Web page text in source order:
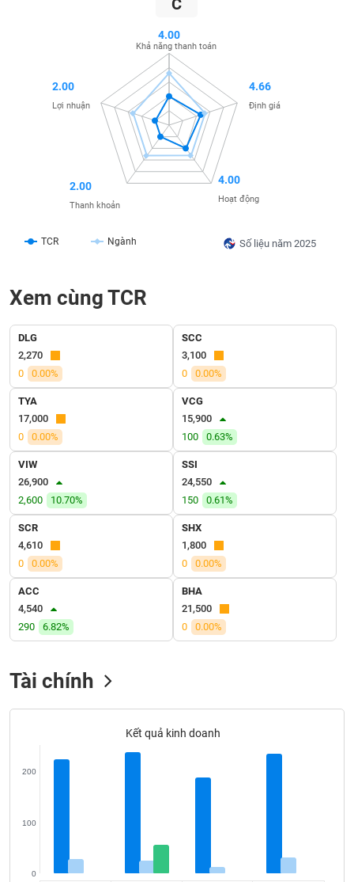
C
Số liệu năm 2025
TCR Ngành
4.00
Khả năng thanh toán
4.66
Định giá
4.00
Hoạt động
2.00
Thanh khoản
2.00
Lợi nhuận
Xem cùng TCR
DLG
2,270
0
0.00%
SCC
3,100
0
0.00%
TYA
17,000
0
0.00%
VCG
15,900
100
0.63%
VIW
26,900
2,600
10.70%
SSI
24,550
150
0.61%
SCR
4,610
0
0.00%
SHX
1,800
0
0.00%
ACC
4,540
290
6.82%
BHA
21,500
0
0.00%
Tài chính
Kết quả kinh doanh
0
100
200
THÔNG
DỊCH
VỤ
TRUYỀN
ÍCH
BẤT
ĐỘNG
SẢN
Mã
khoán
(-)
Chứng
đạo
tức